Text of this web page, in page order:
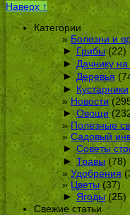
Наверх ↑
Категории
Болезни и
► Грибы(22)
► Дачнику на
► Деревья
► Кустарники
Новости
► Овощи
Полезные
Садовый
► Советы
► Травы(78)
Удобрения
Цветы(37)
► Ягоды(25)
Свежие статьи